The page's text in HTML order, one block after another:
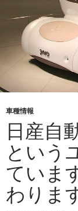
車種情報
日産自
という
ていま
わりま